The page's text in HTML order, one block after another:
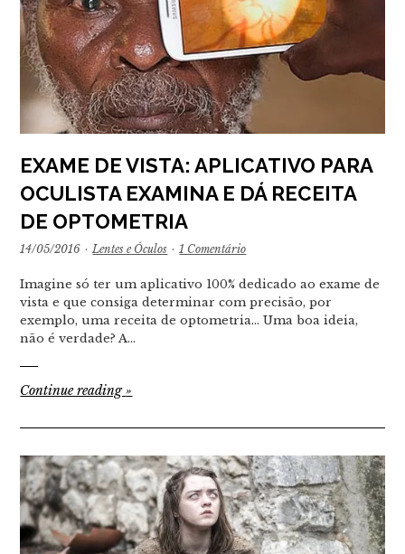
EXAME DE VISTA: APLICATIVO PARA
OCULISTA EXAMINA E DÁ RECEITA
DE OPTOMETRIA
14/05/2016 · Lentes e Óculos · 1 Comentário
Imagine só ter um aplicativo 100% dedicado ao exame de
vista e que consiga determinar com precisão, por
exemplo, uma receita de optometria... Uma boa ideia,
não é verdade? A…
Continue reading»